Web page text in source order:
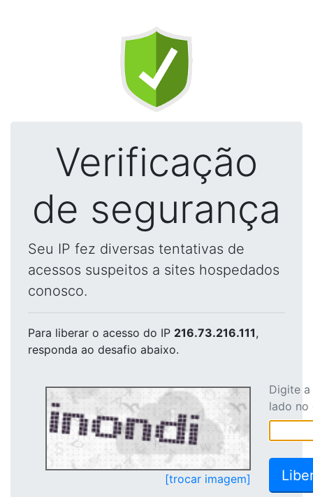
Verificação
de segurança
Seu IP fez diversas tentativas de
acessos suspeitos a sites hospedados
conosco.
Para liberar o acesso do IP 216.73.216.111,
responda ao desafio abaixo.
[trocar imagem]
Digite
lado no